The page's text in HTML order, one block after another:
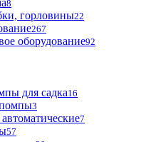
8
горловины22
267
оборудование92
для садка16
3
7
57